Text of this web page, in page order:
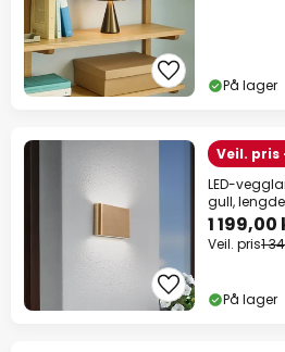
På lager
Veil. pris
LED-
gull,
1 199,00
Veil. pris1
På lager